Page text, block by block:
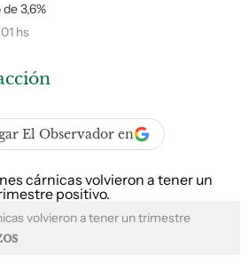
3,6%
hs
El Observador en
volvieron a tener un trimestre